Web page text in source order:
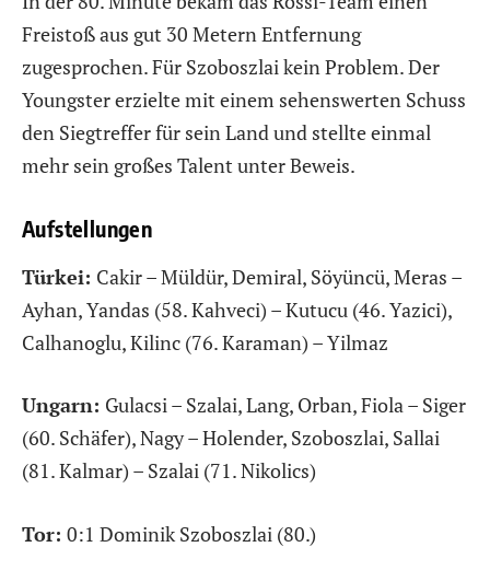
Freistoß aus gut 30 Metern Entfernung
zugesprochen. Für Szoboszlai kein Problem. Der
Youngster erzielte mit einem sehenswerten Schuss
den Siegtreffer für sein Land und stellte einmal
mehr sein großes Talent unter Beweis.
Aufstellungen
Türkei: Cakir – Müldür, Demiral, Söyüncü, Meras –
Ayhan, Yandas (58. Kahveci) – Kutucu (46. Yazici),
Calhanoglu, Kilinc (76. Karaman) – Yilmaz
Ungarn: Gulacsi – Szalai, Lang, Orban, Fiola – Siger
(60. Schäfer), Nagy – Holender, Szoboszlai, Sallai
(81. Kalmar) – Szalai (71. Nikolics)
Tor: 0:1 Dominik Szoboszlai (80.)